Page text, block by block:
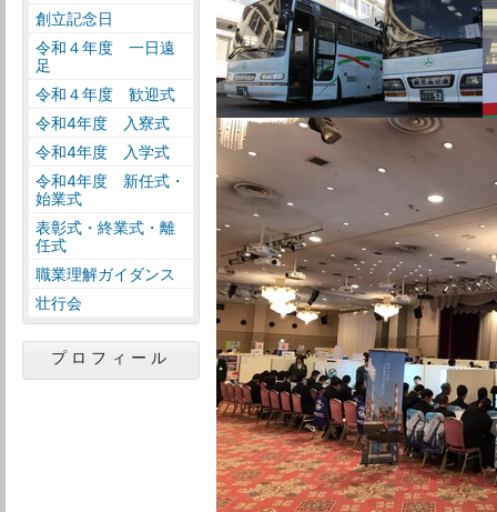
創立記念日
令和４年度 一日遠
足
令和４年度 歓迎式
令和4年度 入寮式
令和4年度 入学式
令和4年度 新任式・
始業式
表彰式・終業式・離
任式
職業理解ガイダンス
壮行会
プロフィール